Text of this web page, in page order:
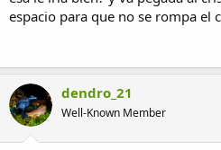
espacio para que no se rompa el
dendro_21
Well-Known Member